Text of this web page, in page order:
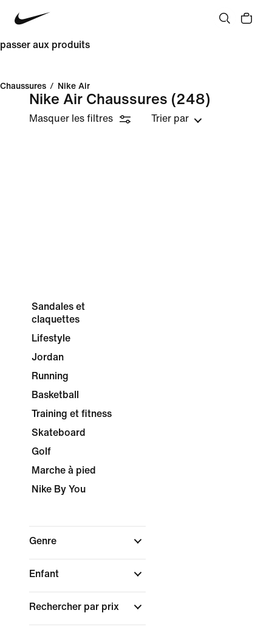
passer aux produits
Chaussures / Nike Air
Nike Air Chaussures (248)
Masquer les filtres Trier par
Sandales et
claquettes
Lifestyle
Jordan
Running
Basketball
Training et fitness
Skateboard
Golf
Marche à pied
Nike By You
Genre
Enfant
Rechercher par prix